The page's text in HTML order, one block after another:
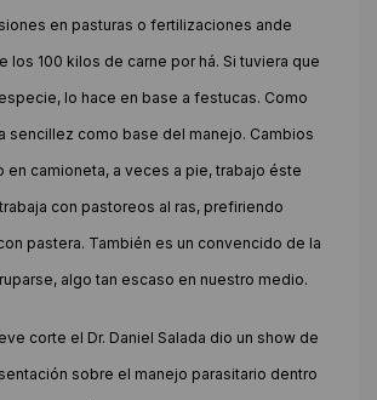
en pasturas o fertilizaciones ande
los 100 kilos de carne por há. Si tuviera que
lo hace en base a festucas. Como
sencillez como base del manejo. Cambios
en camioneta, a veces a pie, trabajo éste
con pastoreos al ras, prefiriendo
pastera. También es un convencido de la
algo tan escaso en nuestro medio.
corte el Dr. Daniel Salada dio un show de
sobre el manejo parasitario dentro